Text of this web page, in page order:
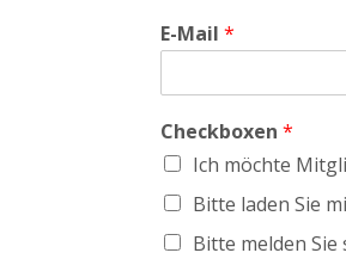
E-Mail*
Checkboxen*
Ich möchte
Bitte laden Sie
Bitte melden